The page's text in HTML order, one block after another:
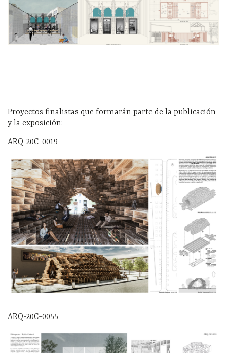
Proyectos finalistas que formarán parte de la publicación
y la exposición:
ARQ-20C-0019
ARQ-20C-0055